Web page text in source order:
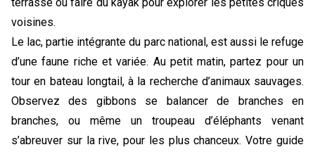
voisines.
Le lac, partie intégrante du parc national, est aussi le refuge
d’une faune riche et variée. Au petit matin, partez pour un
tour en bateau longtail, à la recherche d’animaux sauvages.
Observez des gibbons se balancer de branches en
branches, ou même un troupeau d’éléphants venant
s’abreuver sur la rive, pour les plus chanceux. Votre guide